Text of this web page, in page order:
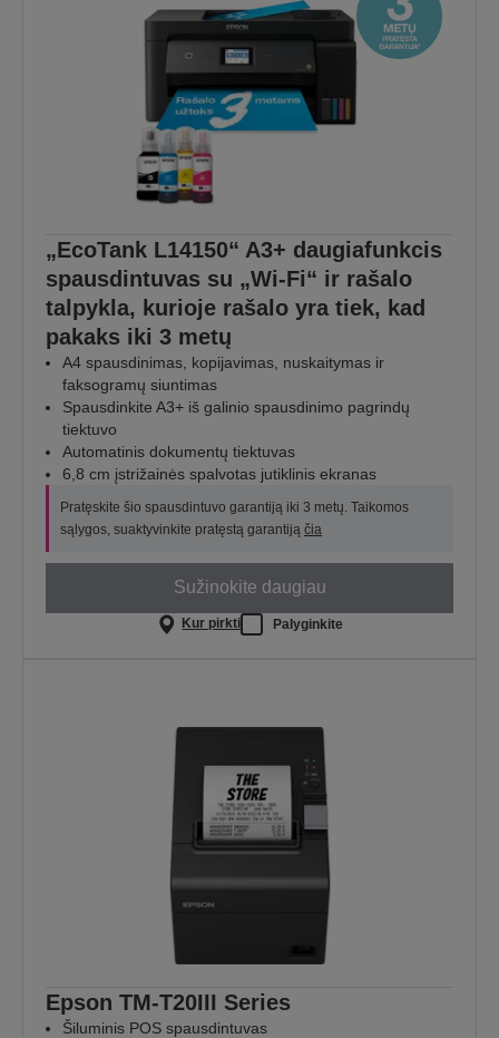
„EcoTank L14150“ A3+ daugiafunkcis
spausdintuvas su „Wi-Fi“ ir rašalo
talpykla, kurioje rašalo yra tiek, kad
pakaks iki 3 metų
A4 spausdinimas, kopijavimas, nuskaitymas ir
faksogramų siuntimas
Spausdinkite A3+ iš galinio spausdinimo pagrindų
tiektuvo
Automatinis dokumentų tiektuvas
6,8 cm įstrižainės spalvotas jutiklinis ekranas
Pratęskite šio spausdintuvo garantiją iki 3 metų. Taikomos
sąlygos, suaktyvinkite pratęstą garantiją čia
Sužinokite daugiau
Kur pirkti Palyginkite
Epson TM-T20III Series
Šiluminis POS spausdintuvas